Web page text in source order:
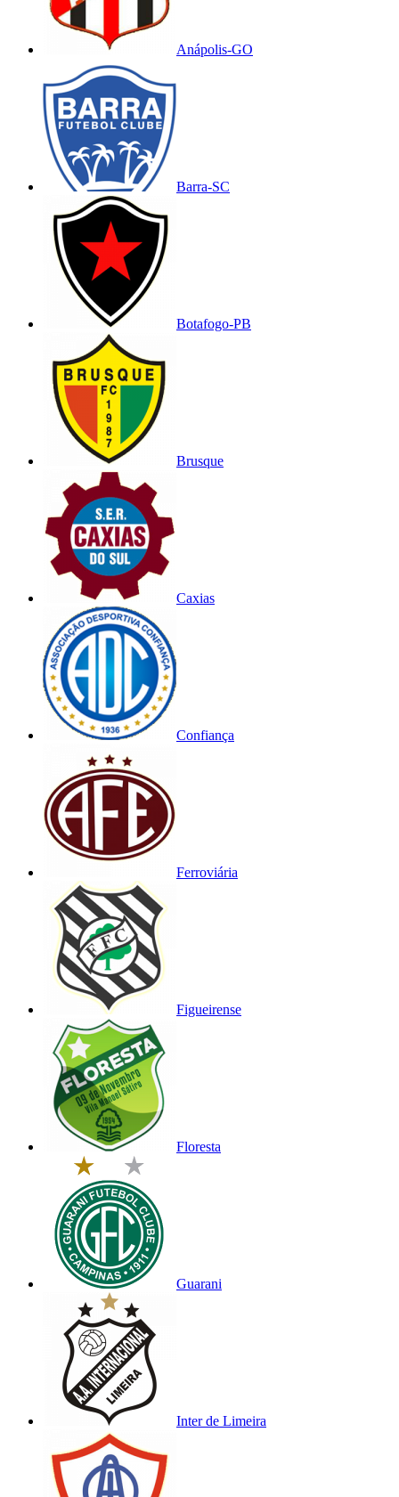
Anápolis-GO
Barra-SC
Botafogo-PB
Brusque
Caxias
Confiança
Ferroviária
Figueirense
Floresta
Guarani
Inter de Limeira